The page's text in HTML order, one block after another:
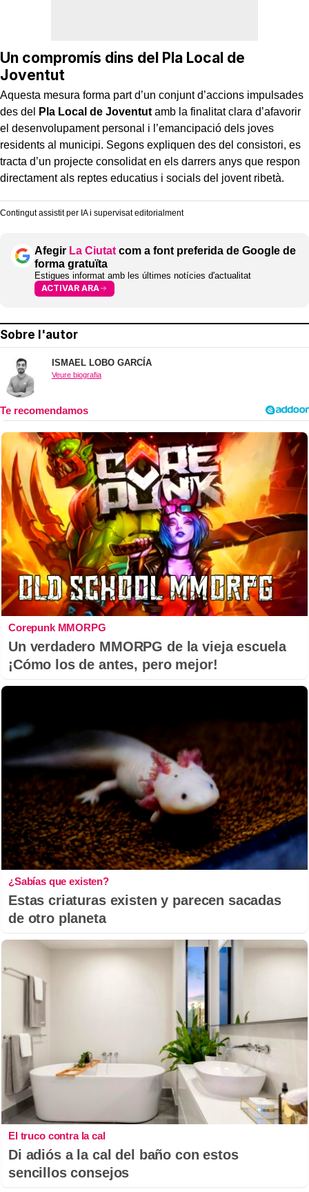
Un compromís dins del Pla Local de
Joventut
Aquesta mesura forma part d’un conjunt d’accions impulsades
des del
Pla Local de Joventut amb la finalitat clara d’afavorir
el desenvolupament personal i l’emancipació dels joves
residents al municipi. Segons expliquen des del consistori, es
tracta d’un projecte consolidat en els darrers anys que respon
directament als reptes educatius i socials del jovent ribetà.
Contingut assistit per IA i supervisat editorialment
Afegir La Ciutat com a font preferida de Google de
forma gratuïta
Estigues informat amb les últimes notícies d'actualitat
ACTIVAR ARA
Sobre l'autor
ISMAEL LOBO GARCÍA
Veure biografia
Corepunk MMORPG
Un verdadero MMORPG de la vieja escuela
¡Cómo los de antes, pero mejor!
¿Sabías que existen?
Estas criaturas existen y parecen sacadas
de otro planeta
El truco contra la cal
Di adiós a la cal del baño con estos
sencillos consejos